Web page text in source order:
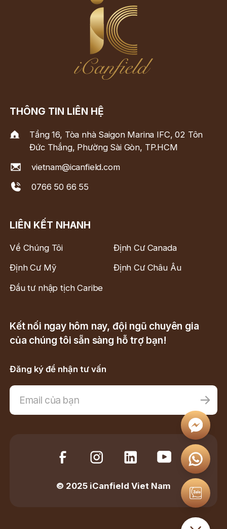
THÔNG TIN LIÊN HỆ
Tầng 16, Tòa nhà Saigon Marina IFC, 02 Tôn
Đức Thắng, Phường Sài Gòn, TP.HCM
vietnam@icanfield.com
0766 50 66 55
LIÊN KẾT NHANH
Về Chúng Tôi
Định Cư Canada
Định Cư Mỹ
Định Cư Châu Âu
Đầu tư nhập tịch Caribe
Kết nối ngay hôm nay, đội ngũ chuyên gia
của chúng tôi sẵn sàng hỗ trợ bạn!
Đăng ký để nhận tư vấn
© 2025 iCanfield Viet Nam